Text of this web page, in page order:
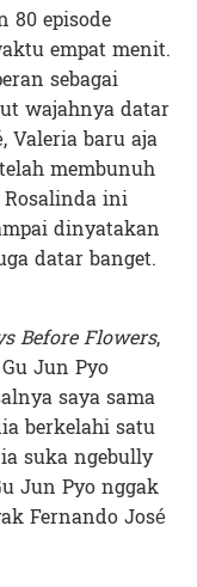
80 episode
empat menit.
sebagai
wajahnya datar
Valeria baru aja
membunuh
ini
dinyatakan
datar banget.
Before Flowers,
Jun Pyo
saya sama
berkelahi satu
suka ngebully
Jun Pyo nggak
Fernando José